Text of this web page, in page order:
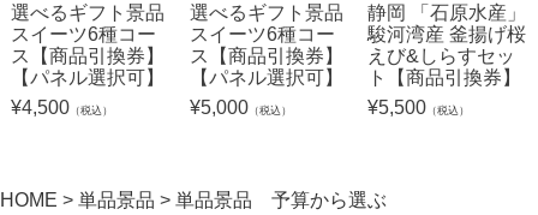
選べるギフト景品
スイーツ6種コー
ス【商品引換券】
【パネル選択可】
¥4,500（税込）
選べるギフト景品
スイーツ6種コー
ス【商品引換券】
【パネル選択可】
¥5,000（税込）
静岡 「石原水産」
駿河湾産 釜揚げ桜
えび&しらすセッ
ト【商品引換券】
¥5,500 （税込）
HOME 単品景品
単品景品 予算から選ぶ